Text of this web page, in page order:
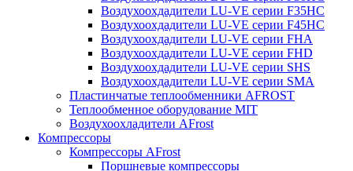
Воздухоохдадители LU-VE серии F35HC
Воздухоохдадители LU-VE серии F45HC
Воздухоохдадители LU-VE серии FHA
Воздухоохдадители LU-VE серии FHD
Воздухоохдадители LU-VE серии SHS
Воздухоохдадители LU-VE серии SMA
Пластинчатые теплообменники AFROST
Теплообменное оборудование MIT
Воздухоохладители AFrost
Компрессоры
Компрессоры AFrost
Поршневые компрессоры